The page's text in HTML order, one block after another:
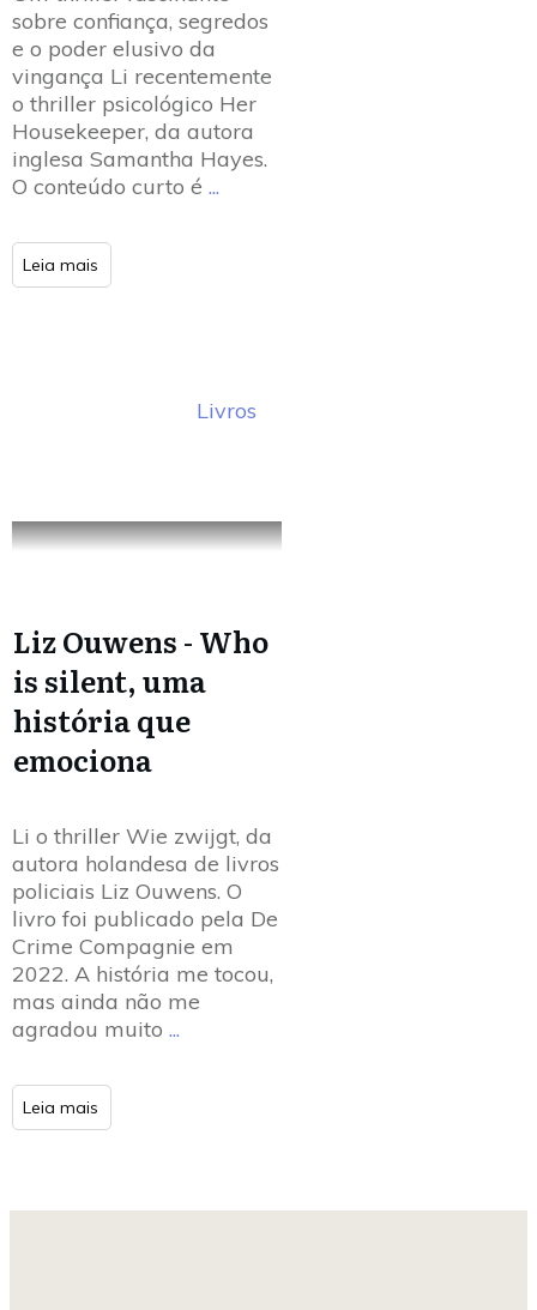
sobre confiança, segredos
e o poder elusivo da
vingança Li recentemente
o thriller psicológico Her
Housekeeper, da autora
inglesa Samantha Hayes.
O conteúdo curto é ...
Leia mais
Livros
Liz Ouwens - Who
is silent, uma
história que
emociona
Li o thriller Wie zwijgt, da
autora holandesa de livros
policiais Liz Ouwens. O
livro foi publicado pela De
Crime Compagnie em
2022. A história me tocou,
mas ainda não me
agradou muito ...
Leia mais